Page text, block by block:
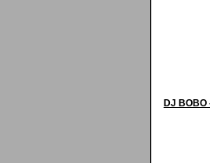
DJ BOBO